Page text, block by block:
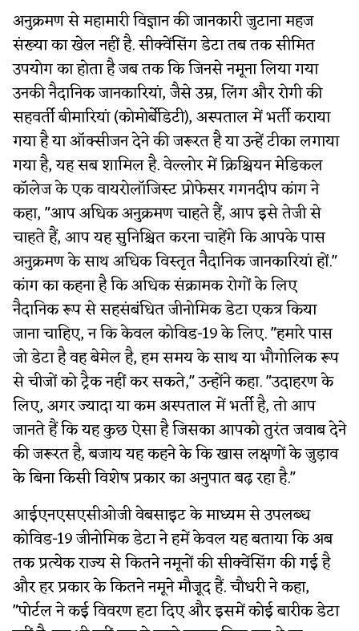
अनुक्रमण से महामारी विज्ञान की जानकारी जुटाना महज
संख्या का खेल नहीं है. सीक्वेंसिंग डेटा तब तक सीमित
उपयोग का होता है जब तक कि जिनसे नमूना लिया गया
उनकी नैदानिक जानकारियां, जैसे उम्र, लिंग और रोगी की
सहवर्ती बीमारियां (कोमोर्बेडिटी), अस्पताल में भर्ती कराया
गया है या ऑक्सीजन देने की जरूरत है या उन्हें टीका लगाया
गया है, यह सब शामिल है. वेल्लोर में क्रिश्चियन मेडिकल
कॉलेज के एक वायरोलॉजिस्ट प्रोफेसर गगनदीप कांग ने
कहा, "आप अधिक अनुक्रमण चाहते हैं, आप इसे तेजी से
चाहते हैं, आप यह सुनिश्चित करना चाहेंगे कि आपके पास
अनुक्रमण के साथ अधिक विस्तृत नैदानिक जानकारियां हों."
कांग का कहना है कि अधिक संक्रामक रोगों के लिए
नैदानिक रूप से सहसंबंधित जीनोमिक डेटा एकत्र किया
जाना चाहिए, न कि केवल कोविड-19 के लिए. "हमारे पास
जो डेटा है वह बेमेल है, हम समय के साथ या भौगोलिक रूप
से चीजों को ट्रैक नहीं कर सकते," उन्होंने कहा. "उदाहरण के
लिए, अगर ज्यादा या कम अस्पताल में भर्ती है, तो आप
जानते हैं कि यह कुछ ऐसा है जिसका आपको तुरंत जवाब देने
की जरूरत है, बजाय यह कहने के कि खास लक्षणों के जुड़ाव
के बिना किसी विशेष प्रकार का अनुपात बढ़ रहा है."
आईएनएसएसीओजी वेबसाइट के माध्यम से उपलब्ध
कोविड-19 जीनोमिक डेटा ने हमें केवल यह बताया कि अब
तक प्रत्येक राज्य से कितने नमूनों की सीक्वेंसिंग की गई है
और हर प्रकार के कितने नमूने मौजूद हैं. चौधरी ने कहा,
"पोर्टल ने कई विवरण हटा दिए और इसमें कोई बारीक डेटा